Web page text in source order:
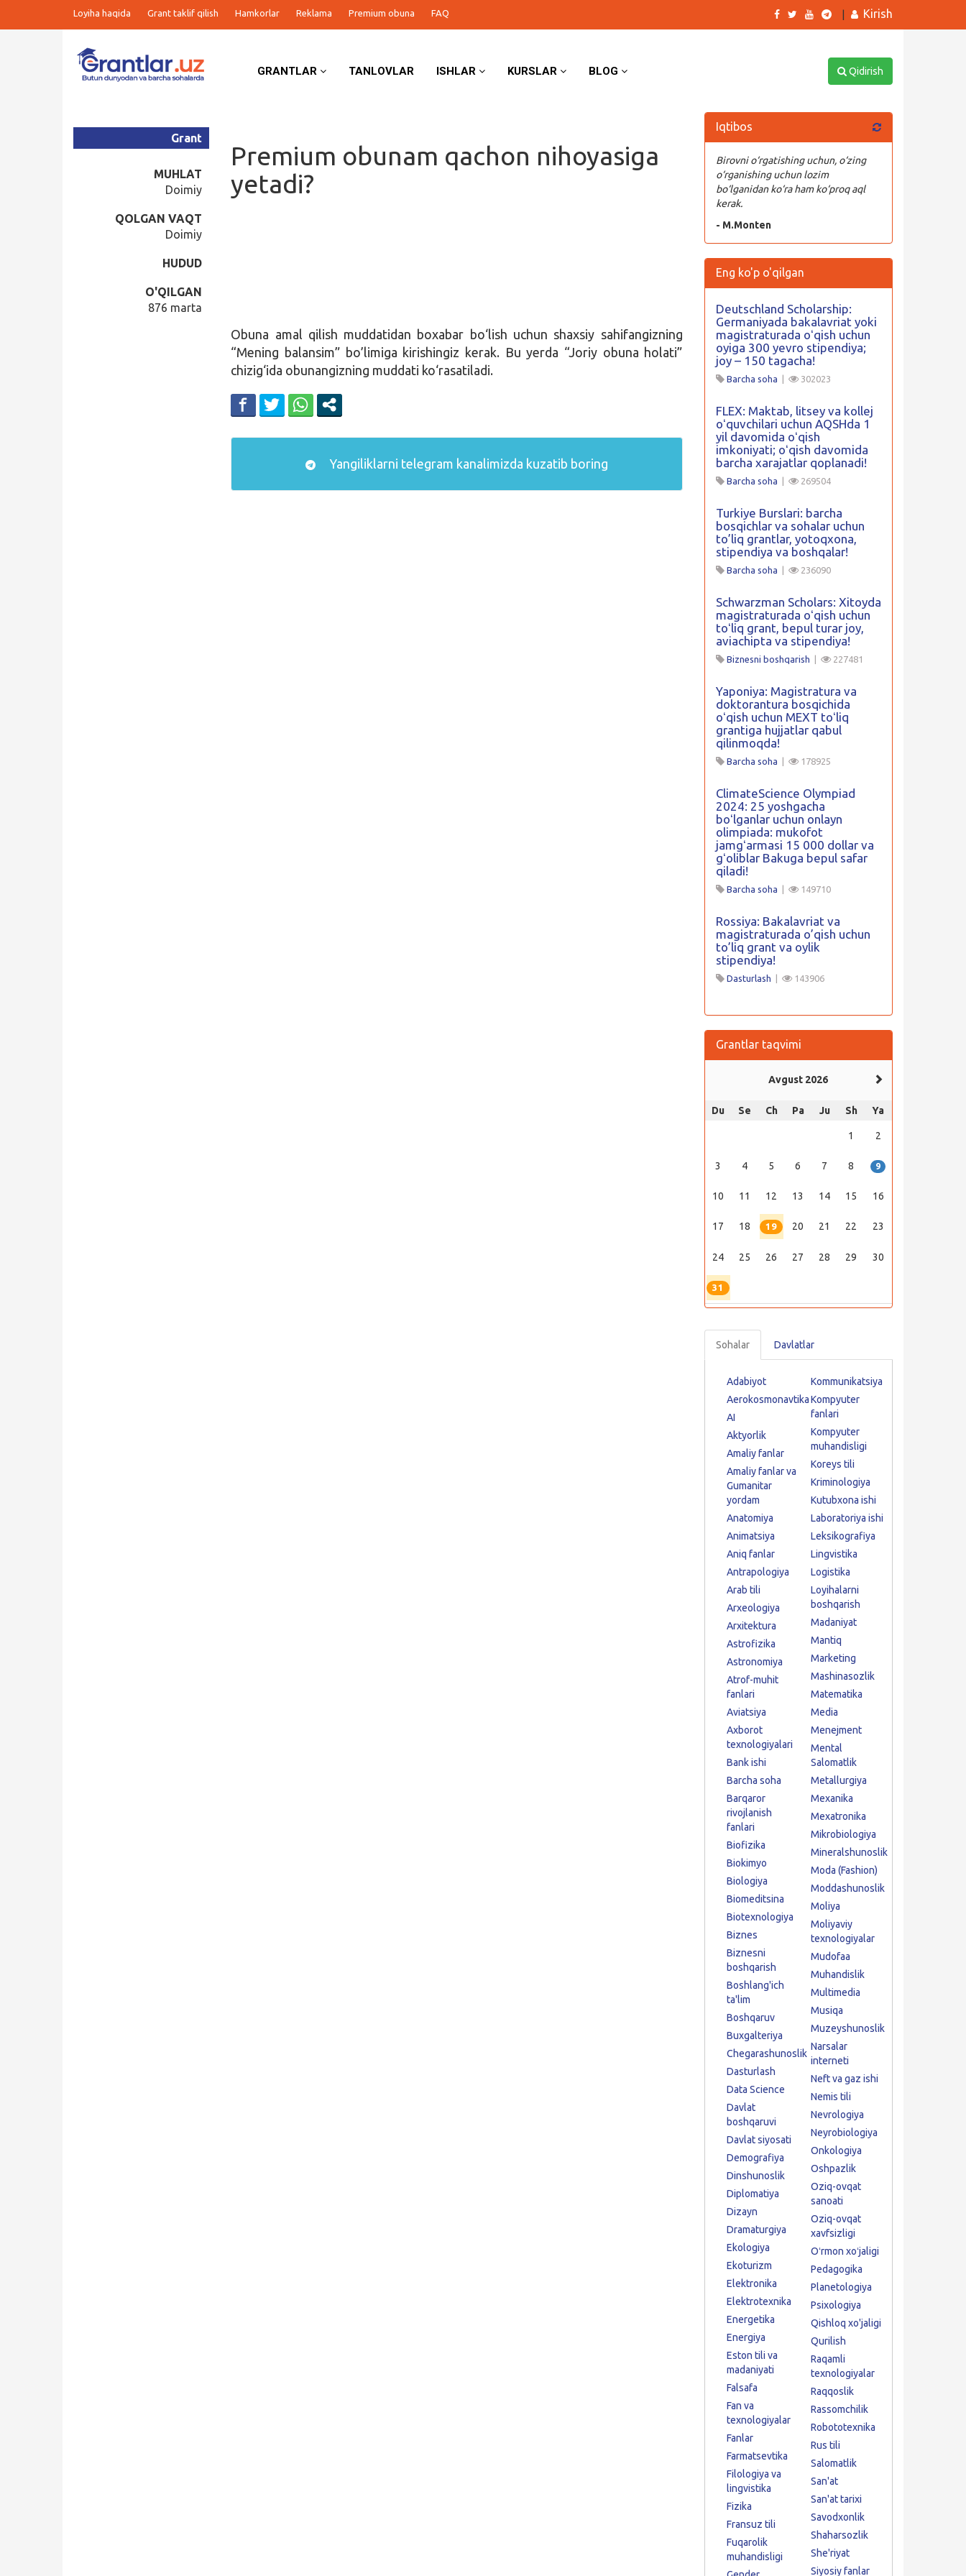
Loyiha haqida Grant taklif qilish Hamkorlar Reklama Premium obuna FAQ Kirish
GRANTLAR TANLOVLAR ISHLAR KURSLAR BLOG Qidirish
Premium obunam qachon nihoyasiga
yetadi?
Grant
MUHLAT
Doimiy
QOLGAN VAQT
Doimiy
HUDUD
O'QILGAN
876 marta
Obuna amal qilish muddatidan boxabar bo‘lish uchun shaxsiy sahifangizning
“Mening balansim” bo’limiga kirishingiz kerak. Bu yerda “Joriy obuna holati”
chizig‘ida obunangizning muddati ko‘rasatiladi.
Yangiliklarni telegram kanalimizda kuzatib boring
Iqtibos
Birovni o‘rgatishing uchun, o‘zing
o‘rganishing uchun lozim
bo‘lganidan ko‘ra ham ko‘proq aql
kerak.
- M.Monten
Eng ko'p o'qilgan
Deutschland Scholarship:
Germaniyada bakalavriat yoki
magistraturada oʻqish uchun
oyiga 300 yevro stipendiya;
joy – 150 tagacha!
Barcha soha 302023
FLEX: Maktab, litsey va kollej
oʻquvchilari uchun AQSHda 1
yil davomida oʻqish
imkoniyati; oʻqish davomida
barcha xarajatlar qoplanadi!
Barcha soha 269504
Turkiye Burslari: barcha
bosqichlar va sohalar uchun
to’liq grantlar, yotoqxona,
stipendiya va boshqalar!
Barcha soha 236090
Schwarzman Scholars: Xitoyda
magistraturada oʻqish uchun
toʻliq grant, bepul turar joy,
aviachipta va stipendiya!
Biznesni boshqarish 227481
Yaponiya: Magistratura va
doktorantura bosqichida
oʻqish uchun MEXT toʻliq
grantiga hujjatlar qabul
qilinmoqda!
Barcha soha 178925
ClimateScience Olympiad
2024: 25 yoshgacha
boʻlganlar uchun onlayn
olimpiada: mukofot
jamgʻarmasi 15 000 dollar va
gʻoliblar Bakuga bepul safar
qiladi!
Barcha soha 149710
Rossiya: Bakalavriat va
magistraturada o’qish uchun
to’liq grant va oylik
stipendiya!
Dasturlash 143906
Grantlar taqvimi
Avgust 2026
Du Se Ch Pa Ju Sh Ya
1 2
3 4 5 6 7 8 9
10 11 12 13 14 15 16
17 18 19 20 21 22 23
24 25 26 27 28 29 30
31
Sohalar Davlatlar
Adabiyot
Aerokosmonavtika
AI
Aktyorlik
Amaliy fanlar
Amaliy fanlar va
Gumanitar
yordam
Anatomiya
Animatsiya
Aniq fanlar
Antrapologiya
Arab tili
Arxeologiya
Arxitektura
Astrofizika
Astronomiya
Atrof-muhit
fanlari
Aviatsiya
Axborot
texnologiyalari
Bank ishi
Barcha soha
Barqaror
rivojlanish
fanlari
Biofizika
Biokimyo
Biologiya
Biomeditsina
Biotexnologiya
Biznes
Biznesni
boshqarish
Boshlang'ich
ta'lim
Boshqaruv
Buxgalteriya
Chegarashunoslik
Dasturlash
Data Science
Davlat
boshqaruvi
Davlat siyosati
Demografiya
Dinshunoslik
Diplomatiya
Dizayn
Dramaturgiya
Ekologiya
Ekoturizm
Elektronika
Elektrotexnika
Energetika
Energiya
Eston tili va
madaniyati
Falsafa
Fan va
texnologiyalar
Fanlar
Farmatsevtika
Filologiya va
lingvistika
Fizika
Fransuz tili
Fuqarolik
muhandisligi
Kommunikatsiya
Kompyuter
fanlari
Kompyuter
muhandisligi
Koreys tili
Kriminologiya
Kutubxona ishi
Laboratoriya ishi
Leksikografiya
Lingvistika
Logistika
Loyihalarni
boshqarish
Madaniyat
Mantiq
Marketing
Mashinasozlik
Matematika
Media
Menejment
Mental
Salomatlik
Metallurgiya
Mexanika
Mexatronika
Mikrobiologiya
Mineralshunoslik
Moda (Fashion)
Moddashunoslik
Moliya
Moliyaviy
texnologiyalar
Mudofaa
Muhandislik
Multimedia
Musiqa
Muzeyshunoslik
Narsalar
interneti
Neft va gaz ishi
Nemis tili
Nevrologiya
Neyrobiologiya
Onkologiya
Oshpazlik
Oziq-ovqat
sanoati
Oziq-ovqat
xavfsizligi
Oʻrmon xoʻjaligi
Pedagogika
Planetologiya
Psixologiya
Qishloq xo'jaligi
Qurilish
Raqamli
texnologiyalar
Raqqoslik
Rassomchilik
Robototexnika
Rus tili
Salomatlik
San'at
San'at tarixi
Savodxonlik
Shaharsozlik
She'riyat
Siyosiy fanlar